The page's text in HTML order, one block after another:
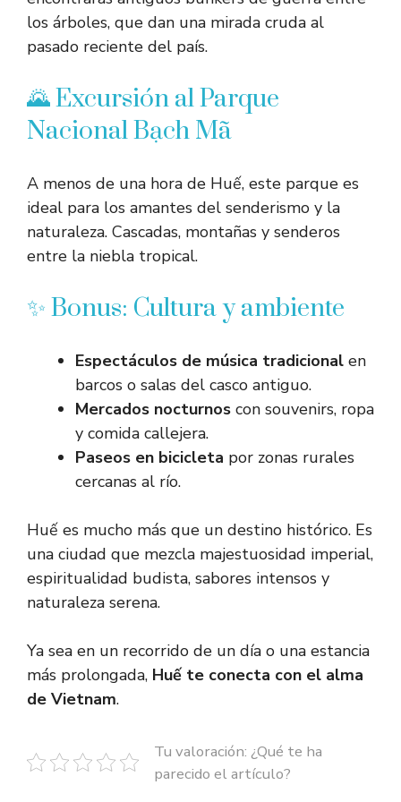
los árboles, que dan una mirada cruda al
pasado reciente del país.
🌄 Excursión al Parque
Nacional Bạch Mã
A menos de una hora de Huế, este parque es
ideal para los amantes del senderismo y la
naturaleza. Cascadas, montañas y senderos
entre la niebla tropical.
✨ Bonus: Cultura y ambiente
Espectáculos de música tradicional en
barcos o salas del casco antiguo.
Mercados nocturnos con souvenirs, ropa
y comida callejera.
Paseos en bicicleta por zonas rurales
cercanas al río.
Huế es mucho más que un destino histórico. Es
una ciudad que mezcla majestuosidad imperial,
espiritualidad budista, sabores intensos y
naturaleza serena.
Ya sea en un recorrido de un día o una estancia
más prolongada, Huế te conecta con el alma
de Vietnam.
Tu valoración: ¿Qué te ha
parecido el artículo?